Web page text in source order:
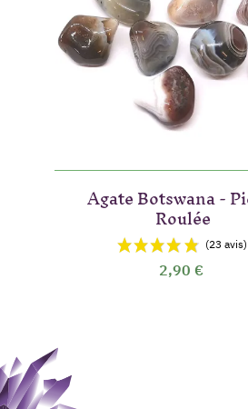
Agate Botswana -
Roulée
2,90 €